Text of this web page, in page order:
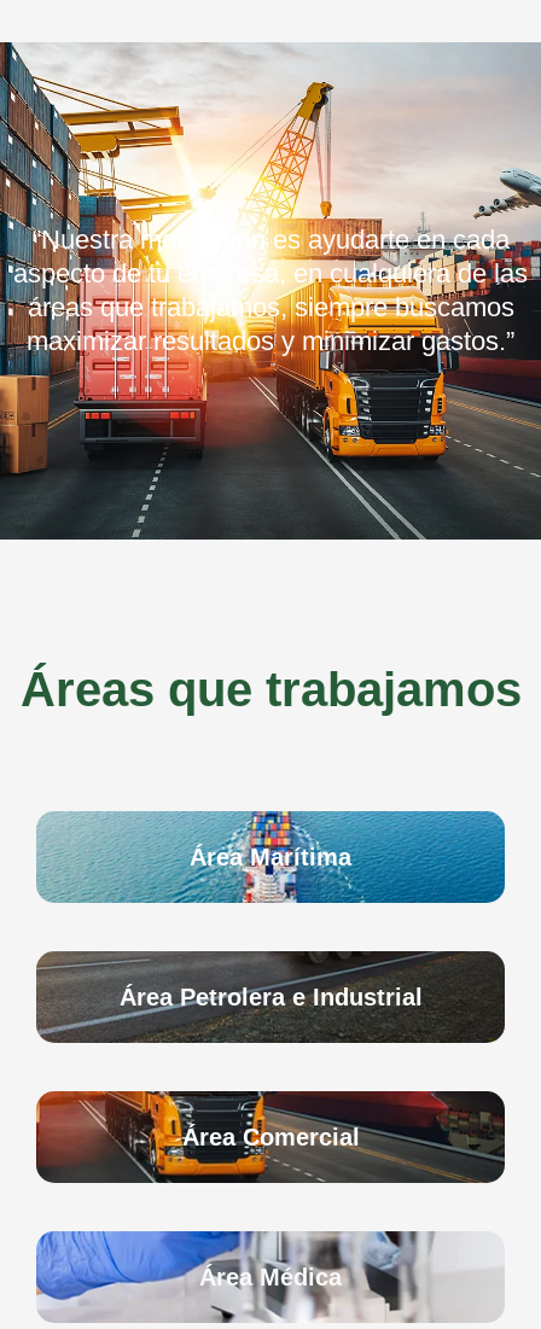
“Nuestra motivación es ayudarte en cada
aspecto de tu empresa, en cualquiera de las
áreas que trabajamos, siempre buscamos
maximizar resultados y minimizar gastos.”
Áreas que trabajamos
Área Marítima
Área Petrolera e Industrial
Área Comercial
Área Médica